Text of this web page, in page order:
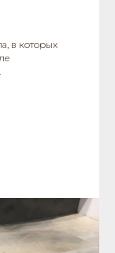
в которых